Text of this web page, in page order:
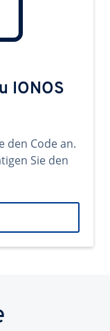
IONOS
den Code an.
Sie den